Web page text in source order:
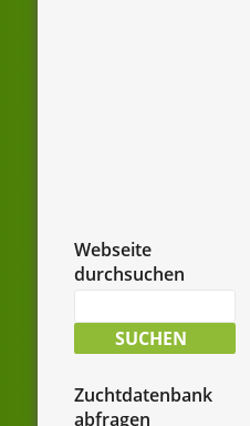
Webseite
durchsuchen
nach:SUCHEN
Zuchtdatenbank
abfragen